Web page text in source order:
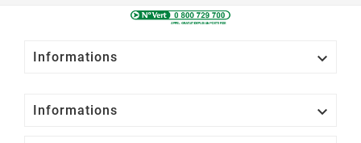
Informations 
Informations 